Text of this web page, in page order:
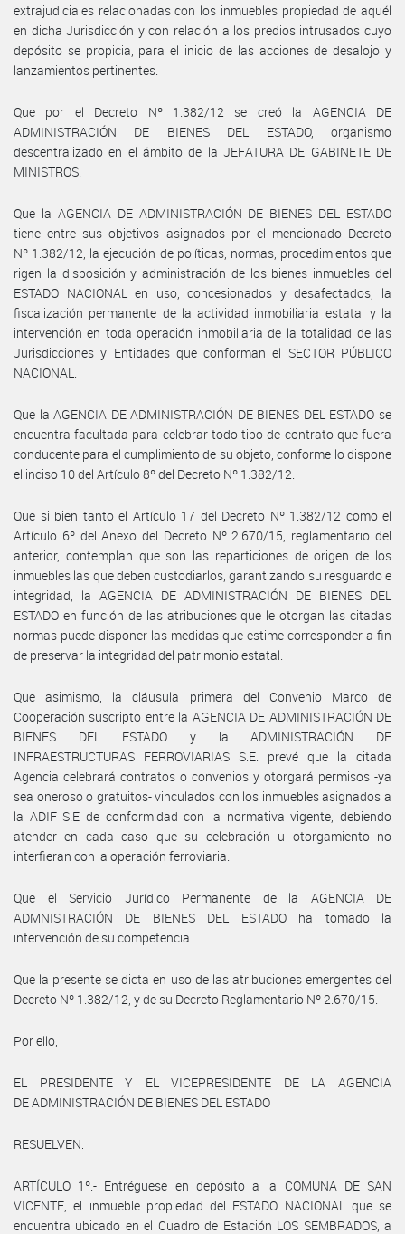
extrajudiciales relacionadas con los inmuebles propiedad de aquél
en dicha Jurisdicción y con relación a los predios intrusados cuyo
depósito se propicia, para el inicio de las acciones de desalojo y
lanzamientos pertinentes.
Que por el Decreto Nº 1.382/12 se creó la AGENCIA DE
ADMINISTRACIÓN DE BIENES DEL ESTADO, organismo
descentralizado en el ámbito de la JEFATURA DE GABINETE DE
MINISTROS.
Que la AGENCIA DE ADMINISTRACIÓN DE BIENES DEL ESTADO
tiene entre sus objetivos asignados por el mencionado Decreto
Nº 1.382/12, la ejecución de políticas, normas, procedimientos que
rigen la disposición y administración de los bienes inmuebles del
ESTADO NACIONAL en uso, concesionados y desafectados, la
fiscalización permanente de la actividad inmobiliaria estatal y la
intervención en toda operación inmobiliaria de la totalidad de las
Jurisdicciones y Entidades que conforman el SECTOR PÚBLICO
NACIONAL.
Que la AGENCIA DE ADMINISTRACIÓN DE BIENES DEL ESTADO se
encuentra facultada para celebrar todo tipo de contrato que fuera
conducente para el cumplimiento de su objeto, conforme lo dispone
el inciso 10 del Artículo 8º del Decreto Nº 1.382/12.
Que si bien tanto el Artículo 17 del Decreto Nº 1.382/12 como el
Artículo 6º del Anexo del Decreto Nº 2.670/15, reglamentario del
anterior, contemplan que son las reparticiones de origen de los
inmuebles las que deben custodiarlos, garantizando su resguardo e
integridad, la AGENCIA DE ADMINISTRACIÓN DE BIENES DEL
ESTADO en función de las atribuciones que le otorgan las citadas
normas puede disponer las medidas que estime corresponder a fin
de preservar la integridad del patrimonio estatal.
Que asimismo, la cláusula primera del Convenio Marco de
Cooperación suscripto entre la AGENCIA DE ADMINISTRACIÓN DE
BIENES DEL ESTADO y la ADMINISTRACIÓN DE
INFRAESTRUCTURAS FERROVIARIAS S.E. prevé que la citada
Agencia celebrará contratos o convenios y otorgará permisos -ya
sea oneroso o gratuitos- vinculados con los inmuebles asignados a
la ADIF S.E de conformidad con la normativa vigente, debiendo
atender en cada caso que su celebración u otorgamiento no
interfieran con la operación ferroviaria.
Que el Servicio Jurídico Permanente de la AGENCIA DE
ADMNISTRACIÓN DE BIENES DEL ESTADO ha tomado la
intervención de su competencia.
Que la presente se dicta en uso de las atribuciones emergentes del
Decreto Nº 1.382/12, y de su Decreto Reglamentario Nº 2.670/15.
Por ello,
EL PRESIDENTE Y EL VICEPRESIDENTE DE LA AGENCIA
DE ADMINISTRACIÓN DE BIENES DEL ESTADO
RESUELVEN:
ARTÍCULO 1º.- Entréguese en depósito a la COMUNA DE SAN
VICENTE, el inmueble propiedad del ESTADO NACIONAL que se
encuentra ubicado en el Cuadro de Estación LOS SEMBRADOS, a